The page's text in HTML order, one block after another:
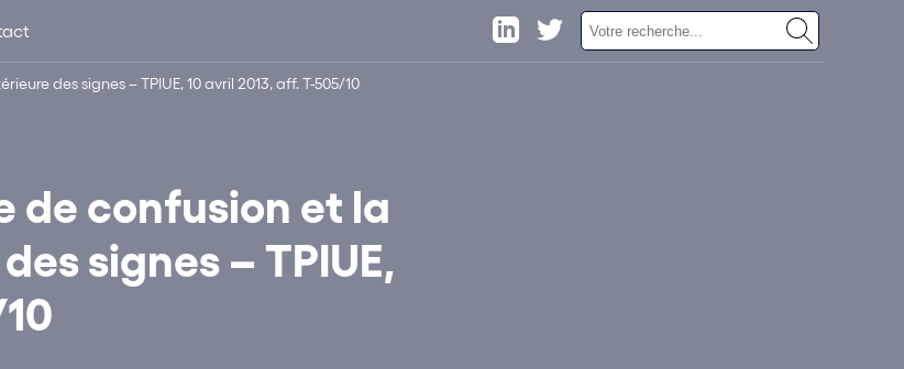
des signes – TPIUE, 10 avril 2013, aff. T-505/10
de confusion et la
signes – TPIUE,